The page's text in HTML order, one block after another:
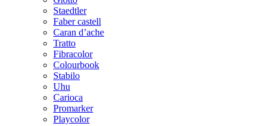
Staedtler
Faber castell
Caran d’ache
Tratto
Fibracolor
Colourbook
Stabilo
Uhu
Carioca
Promarker
Playcolor